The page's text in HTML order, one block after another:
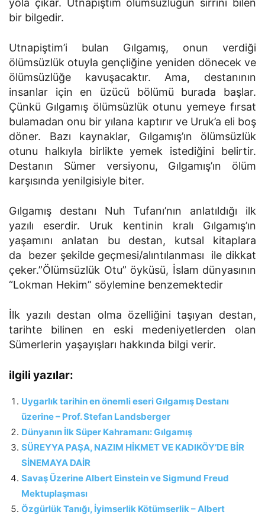
yola çıkar. Utnapiştim ölümsüzlüğün sırrını bilen
bir bilgedir.
Utnapiştim’i bulan Gılgamış, onun verdiği
ölümsüzlük otuyla gençliğine yeniden dönecek ve
ölümsüzlüğe kavuşacaktır. Ama, destanının
insanlar için en üzücü bölümü burada başlar.
Çünkü Gılgamış ölümsüzlük otunu yemeye fırsat
bulamadan onu bir yılana kaptırır ve Uruk’a eli boş
döner. Bazı kaynaklar, Gılgamış’ın ölümsüzlük
otunu halkıyla birlikte yemek istediğini belirtir.
Destanın Sümer versiyonu, Gılgamış’ın ölüm
karşısında yenilgisiyle biter.
Gılgamış destanı Nuh Tufanı’nın anlatıldığı ilk
yazılı eserdir. Uruk kentinin kralı Gılgamış’ın
yaşamını anlatan bu destan, kutsal kitaplara
da bezer şekilde geçmesi/alıntılanması ile dikkat
çeker.”Ölümsüzlük Otu” öyküsü, İslam dünyasının
“Lokman Hekim” söylemine benzemektedir
İlk yazılı destan olma özelliğini taşıyan destan,
tarihte bilinen en eski medeniyetlerden olan
Sümerlerin yaşayışları hakkında bilgi verir.
ilgili yazılar:
Uygarlık tarihin en önemli eseri Gılgamış Destanı
üzerine – Prof. Stefan Landsberger
Dünyanın İlk Süper Kahramanı: Gılgamış
SÜREYYA PAŞA, NAZIM HİKMET VE KADIKÖY’DE BİR
SİNEMAYA DAİR
Savaş Üzerine Albert Einstein ve Sigmund Freud
Mektuplaşması
Özgürlük Tanığı, İyimserlik Kötümserlik – Albert